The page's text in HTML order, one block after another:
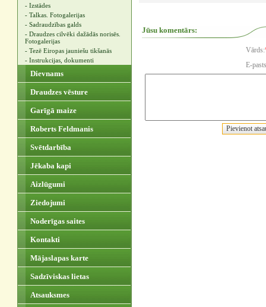
- Izstādes
- Talkas. Fotogalerijas
- Sadraudzības galds
- Draudzes cilvēki dažādās norisēs.
Fotogalerijas
- Tezē Eiropas jauniešu tikšanās
- Instrukcijas, dokumenti
Dievnams
Draudzes vēsture
Garīgā maize
Roberts Feldmanis
Svētdarbība
Jēkaba kapi
Aizlūgumi
Ziedojumi
Noderīgas saites
Kontakti
Mājaslapas karte
Sadzīviskas lietas
Atsauksmes
Jūsu komentārs:
Vārds:
E-